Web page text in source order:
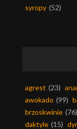
syropy (52)
agrest (23)
awokado (99)
brzoskwinie (76)
daktyle (15)